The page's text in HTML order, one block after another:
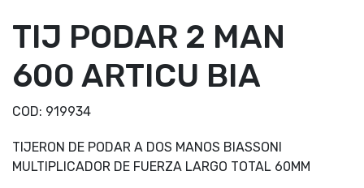
TIJ PODAR 2 MAN
600 ARTICU BIA
COD: 919934
TIJERON DE PODAR A DOS MANOS BIASSONI
MULTIPLICADOR DE FUERZA LARGO TOTAL 60MM